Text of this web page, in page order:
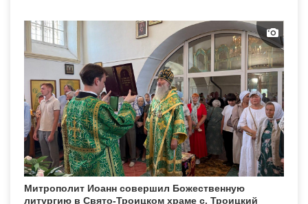
Митрополит Иоанн совершил Божественную
литургию в Свято-Троицком храме с. Троицкий